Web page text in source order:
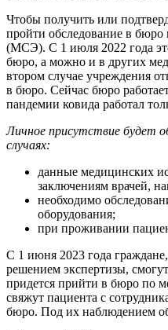
Чтобы получить или
пройти обследование в бюро
(МСЭ). С 1 июля 2022 года
бюро, а можно и в других
втором случае учреждения
в бюро. Сейчас бюро
пандемии ковида работал
Личное присутствие будет
случаях:
данные медицинских
заключениям врачей,
необходимо
оборудования;
при проживании
С 1 июня 2023 года
решением экспертизы,
придется прийти в бюро по
свяжут пациента с
бюро. Под их наблюдением